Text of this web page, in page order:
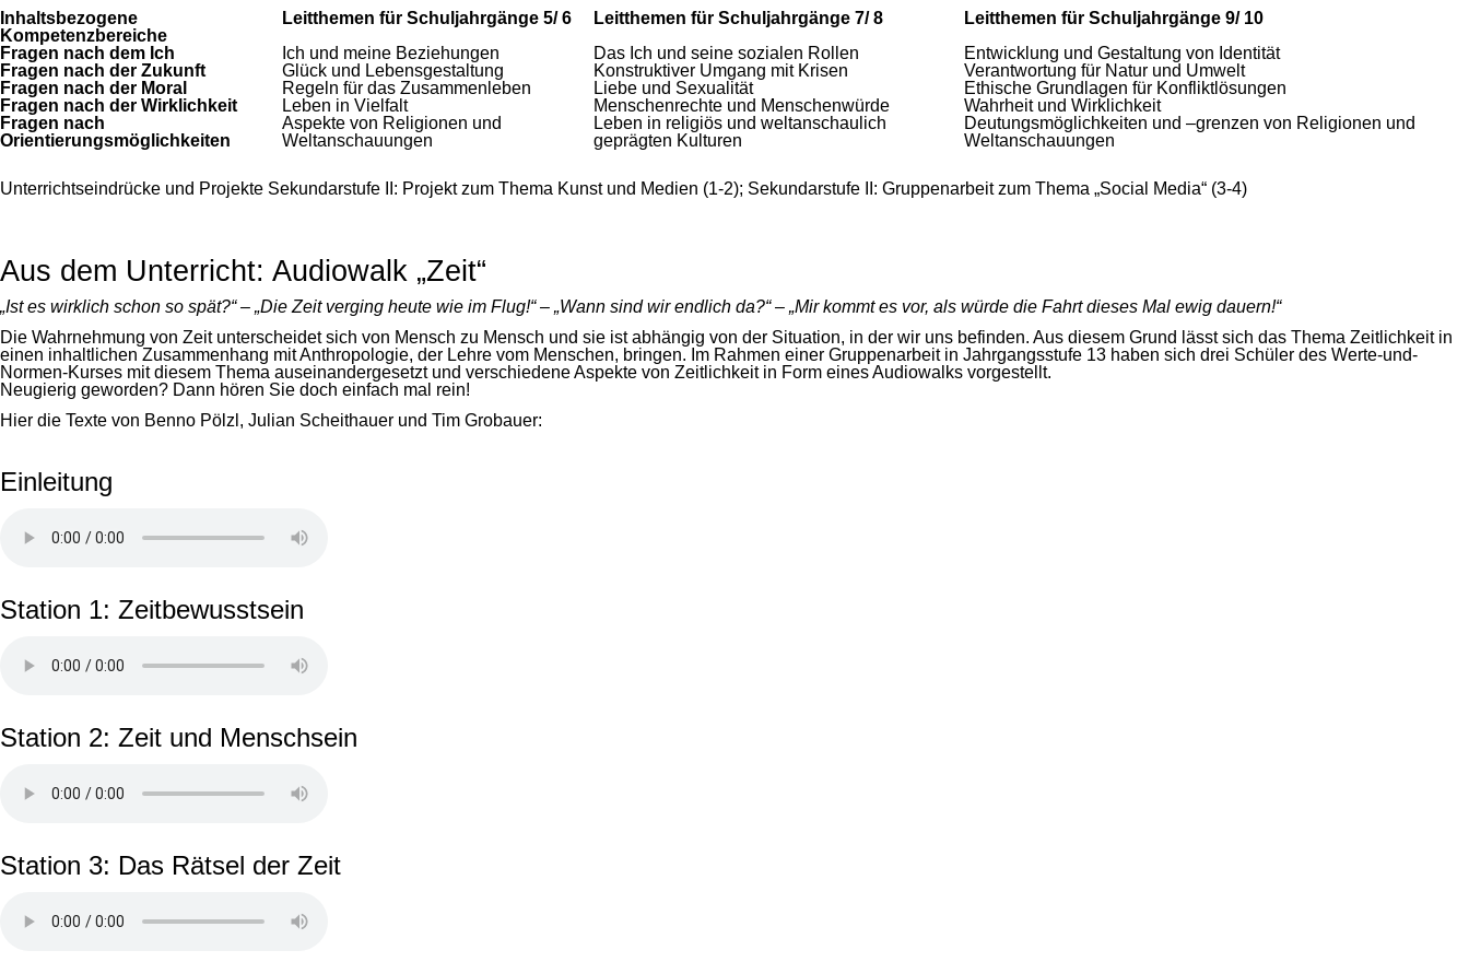
Inhaltsbezogene
Kompetenzbereiche
Leitthemen für Schuljahrgänge 5/ 6 Leitthemen für Schuljahrgänge 7/ 8
Leitthemen für Schuljahrgänge 9/ 10
Fragen nach dem Ich
Ich und meine Beziehungen Das Ich und seine sozialen Rollen
Entwicklung und Gestaltung von Identität
Fragen nach der Zukunft
Glück und Lebensgestaltung Konstruktiver Umgang mit Krisen
Verantwortung für Natur und Umwelt
Fragen nach der Moral
Regeln für das Zusammenleben Liebe und Sexualität
Ethische Grundlagen für Konfliktlösungen
Fragen nach der Wirklichkeit
Leben in Vielfalt Menschenrechte und Menschenwürde
Wahrheit und Wirklichkeit
Fragen nach
Orientierungsmöglichkeiten
Aspekte von Religionen und
Weltanschauungen
Leben in religiös und weltanschaulich
geprägten Kulturen
Deutungsmöglichkeiten und –grenzen von Religionen und
Weltanschauungen
Unterrichtseindrücke und Projekte Sekundarstufe II: Projekt zum Thema Kunst und Medien (1-2); Sekundarstufe II: Gruppenarbeit zum Thema „Social Media“ (3-4)
Aus dem Unterricht: Audiowalk „Zeit“
„Ist es wirklich schon so spät?“ – „Die Zeit verging heute wie im Flug!“ – „Wann sind wir endlich da?“ – „Mir kommt es vor, als würde die Fahrt dieses Mal ewig dauern!“
Die Wahrnehmung von Zeit unterscheidet sich von Mensch zu Mensch und sie ist abhängig von der Situation, in der wir uns befinden. Aus diesem Grund lässt sich das Thema Zeitlichkeit in
einen inhaltlichen Zusammenhang mit Anthropologie, der Lehre vom Menschen, bringen. Im Rahmen einer Gruppenarbeit in Jahrgangsstufe 13 haben sich drei Schüler des Werte-und-
Normen-Kurses mit diesem Thema auseinandergesetzt und verschiedene Aspekte von Zeitlichkeit in Form eines Audiowalks vorgestellt.
Neugierig geworden? Dann hören Sie doch einfach mal rein!
Hier die Texte von Benno Pölzl, Julian Scheithauer und Tim Grobauer:
Einleitung
Station 1: Zeitbewusstsein
Station 2: Zeit und Menschsein
Station 3: Das Rätsel der Zeit